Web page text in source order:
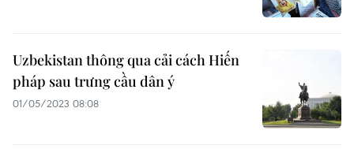
Uzbekistan thông qua cải cách Hiến
pháp sau trưng cầu dân ý
01/05/2023 08:08